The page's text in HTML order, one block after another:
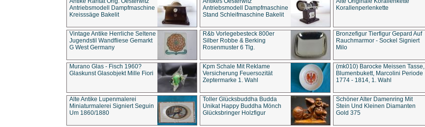
Antriebsmodell Dampfmaschine
Kreisssäge Bakelit
Antriebsmodell Dampfmaschine
Stand Schleifmaschine Bakelit
Korallenperlenkette
Vintage Antike Herrliche Seltene
Jugendstil Wandfliese Gemarkt
G West Germany
R&b Vorlegebesteck 800er
Silber Robbe & Berking
Rosenmuster 6 Tlg.
Bronzefigur Tierfigur Gepard Auf
Rauchmarmor - Sockel Signiert
Milo
Murano Glas - Fisch 1960?
Glaskunst Glasobjekt Mille Fiori
Kpm Schale Mit Reklame
Versicherung Feuersozität
Zeptermarke 1. Wahl
(mk010) Barocke Meissen Tasse,
Blumenbukett, Marcolini Periode
1774 - 1814, 1. Wahl
Alte Antike Lupenmalerei
Miniaturmalerei Signiert Seguin
Um 1860/1880
Toller Glücksbuddha Budda
Unikat Happy Buddha Mönch
Glücksbringer Holzfigur
Schöner Alter Damenring Mit
Stein Und Kleinen Diamanten
Gold 375